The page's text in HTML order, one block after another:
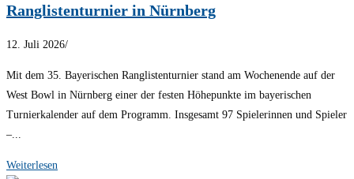
Ranglistenturnier in Nürnberg
12. Juli 2026/
Mit dem 35. Bayerischen Ranglistenturnier stand am Wochenende auf der
West Bowl in Nürnberg einer der festen Höhepunkte im bayerischen
Turnierkalender auf dem Programm. Insgesamt 97 Spielerinnen und Spieler
–...
Weiterlesen